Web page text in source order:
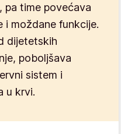
pa time povećava
i moždane funkcije.
dijetetskih
poboljšava
sistem i
u krvi.